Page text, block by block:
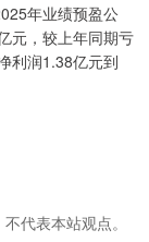
年业绩预盈公
元，较上年同期亏
利润1.38亿元到
代表本站观点。